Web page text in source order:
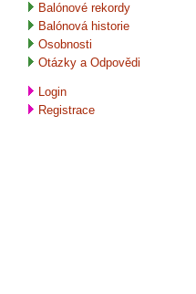
Balónové rekordy
Balónová historie
Osobnosti
Otázky a Odpovědi
Login
Registrace